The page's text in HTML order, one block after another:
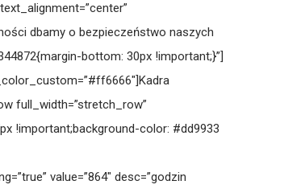
dbamy o bezpieczeństwo naszych
bottom: 30px !important;}”]
full_width=”stretch_row”
!important;background-color: #dd9933
value=”864″ desc=”godzin